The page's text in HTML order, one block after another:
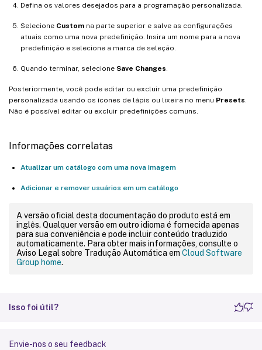
Defina os valores desejados para a programação personalizada.
Selecione Custom na parte superior e salve as configurações
atuais como uma nova predefinição. Insira um nome para a nova
predefinição e selecione a marca de seleção.
Quando terminar, selecione Save Changes
Posteriormente, você pode editar ou excluir uma predefinição
personalizada usando os ícones de lápis ou lixeira no menu Presets
Não é possível editar ou excluir predefinições comuns.
Informações correlatas
Atualizar um catálogo com uma nova imagem
Adicionar e remover usuários em um catálogo
A versão oficial desta documentação do produto está em
inglês. Qualquer versão em outro idioma é fornecida apenas
para sua conveniência e pode incluir conteúdo traduzido
automaticamente. Para obter mais informações, consulte o
Aviso Legal sobre Tradução Automática em Cloud Software
Group home.
Isso foi útil?
Envie-nos o seu feedback